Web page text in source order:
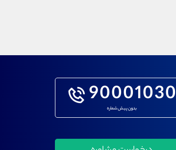
90001030
بدون پیش شماره